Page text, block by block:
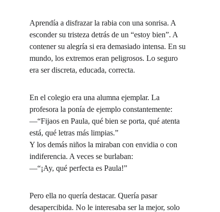
Aprendía a disfrazar la rabia con una sonrisa. A
esconder su tristeza detrás de un “estoy bien”. A
contener su alegría si era demasiado intensa. En su
mundo, los extremos eran peligrosos. Lo seguro
era ser discreta, educada, correcta.
En el colegio era una alumna ejemplar. La
profesora la ponía de ejemplo constantemente:
—“Fijaos en Paula, qué bien se porta, qué atenta
está, qué letras más limpias.”
Y los demás niños la miraban con envidia o con
indiferencia. A veces se burlaban:
—“¡Ay, qué perfecta es Paula!”
Pero ella no quería destacar. Quería pasar
desapercibida. No le interesaba ser la mejor, solo